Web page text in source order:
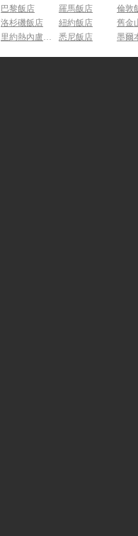
巴黎飯店 羅馬飯店
倫敦
洛杉磯飯店 紐約飯店
舊金
里約熱內盧飯店 悉尼飯店 墨爾